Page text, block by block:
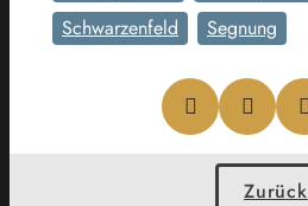
Schwarzenfeld
Segnung
Zurück